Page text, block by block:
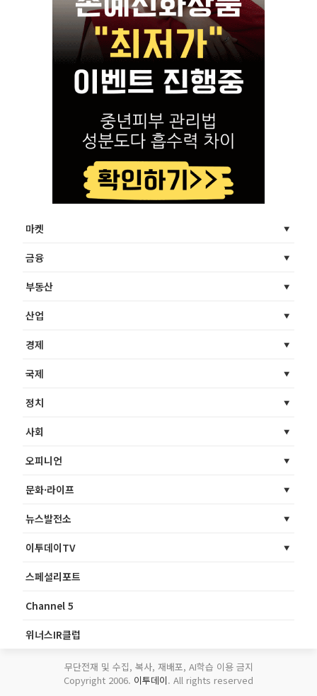
마켓
금융
부동산
산업
경제
국제
정치
사회
오피니언
문화·라이프
뉴스발전소
이투데이TV
스페셜리포트
Channel 5
위너스IR클럽
무단전재 및 수집, 복사, 재배포, AI학습 이용 금지
Copyright 2006. 이투데이. All rights reserved